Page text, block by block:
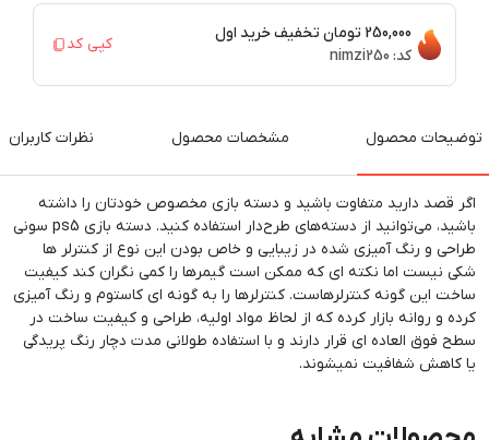
250,000 تومان
تخفیف خرید اول
کد: nimzi250
کپی کد
توضیحات محصول مشخصات محصول نظرات کاربران
اگر قصد دارید متفاوت باشید و دسته بازی مخصوص خودتان را داشته
باشید، می‌توانید از دسته‌های طرح‌دار استفاده کنید. دسته بازی ps5 سونی
طراحی و رنگ آمیزی شده در زیبایی و خاص بودن این نوع از کنترلر ها
شکی نیست اما نکته ای که ممکن است گیمرها را کمی نگران کند کیفیت
ساخت این گونه کنترلرهاست. کنترلرها را به گونه ای کاستوم و رنگ آمیزی
کرده و روانه بازار کرده که از لحاظ مواد اولیه، طراحی و کیفیت ساخت در
سطح فوق العاده ای قرار دارند و با استفاده طولانی مدت دچار رنگ پریدگی
یا کاهش شفافیت نمیشوند.